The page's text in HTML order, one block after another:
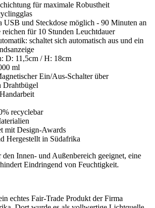
für maximale Robustheit
USB und Steckdose möglich - 90 Minuten an
reichen für 10 Stunden Leuchtdauer
schaltet sich automatisch aus und ein
D: 11,5cm / H: 18cm
ml
Ein/Aus-Schalter über
Drahtbügel
recyclebar
mit Design-Awards
Hergestellt in Südafrika
den Innen- und Außenbereich geeignet, eine
Eindringend von Feuchtigkeit.
echtes Fair-Trade Produkt der Firma